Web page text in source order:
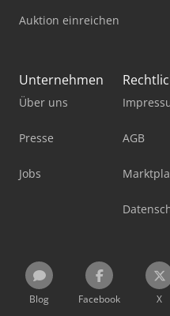
Auktion einreichen
Unternehmen
Über uns
Presse
Jobs
AGB
Blog Facebook X